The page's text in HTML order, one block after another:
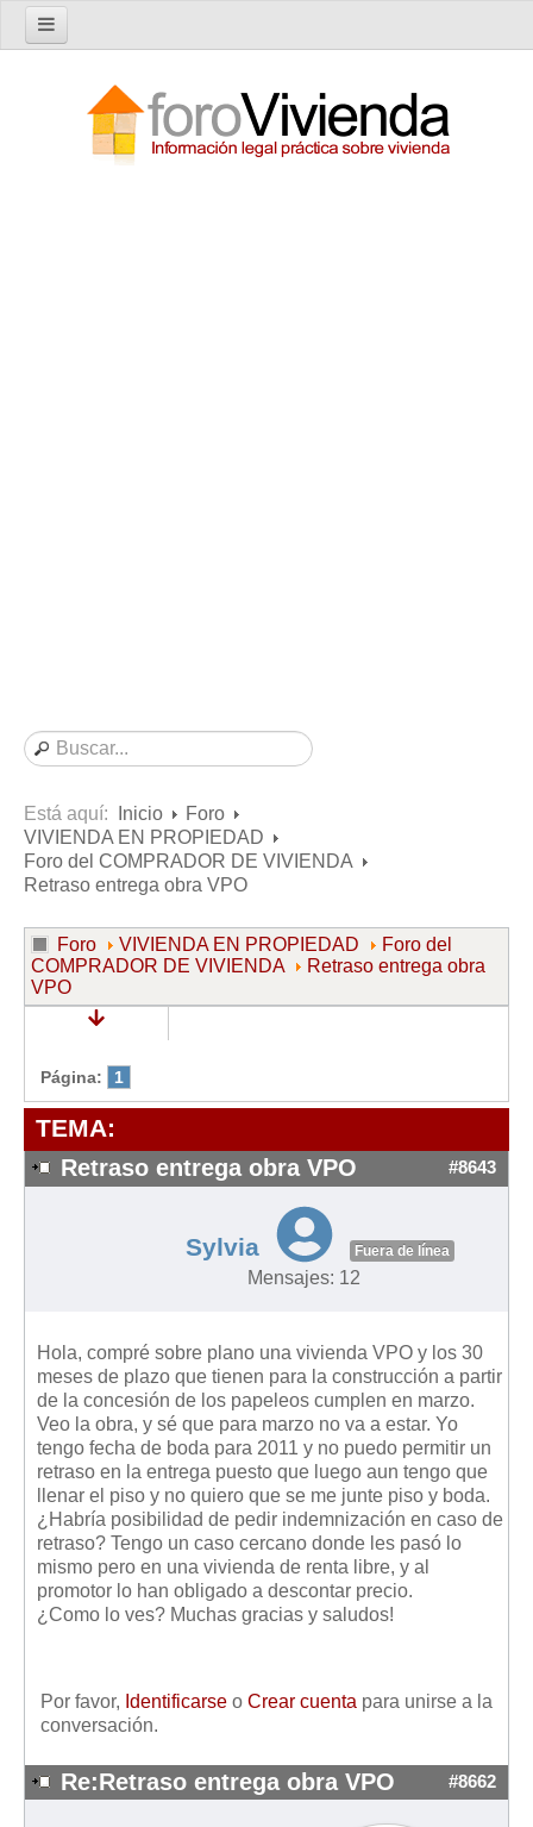
Nuevo tema
Contratos de Arrendamiento
De uso distinto al de vivienda
Otros contratos de Arrendamiento
Requerimientos y comunicaciones
Para contratos anteriores al 6 de junio de 2013
Para contratos de Renta Antigua
Formularios sobre Vivienda en Propiedad
Modelos de Contratos
Requerimientos y comunicaciones
Formularios sobre Propiedad Horizontal
Modelos de Convocatoria de Junta de Propietarios
Modelos de Acta de Junta de Propietarios
Requerimientos y comunicaciones
Legislación sobre la Comunidad de Propietarios
Legislación sobre Adquisición de Vivienda en Propiedad
Legislación de interés práctico
Diccionario
Usuario
Entrar / Salir
Mis boletines
Está aquí: Inicio
Foro
VIVIENDA EN PROPIEDAD
Foro del COMPRADOR DE VIVIENDA
Retraso entrega obra VPO
Foro VIVIENDA EN PROPIEDAD
Foro del
COMPRADOR DE VIVIENDA
Retraso entrega obra
VPO
Página: 1
TEMA:
Retraso entrega obra VPO #8643
Sylvia Fuera de línea
Mensajes: 12
Hola, compré sobre plano una vivienda VPO y los 30
meses de plazo que tienen para la construcción a partir
de la concesión de los papeleos cumplen en marzo.
Veo la obra, y sé que para marzo no va a estar. Yo
tengo fecha de boda para 2011 y no puedo permitir un
retraso en la entrega puesto que luego aun tengo que
llenar el piso y no quiero que se me junte piso y boda.
¿Habría posibilidad de pedir indemnización en caso de
retraso? Tengo un caso cercano donde les pasó lo
mismo pero en una vivienda de renta libre, y al
promotor lo han obligado a descontar precio.
¿Como lo ves? Muchas gracias y saludos!
Por favor, Identificarse o Crear cuenta para unirse a la
conversación.
Re:Retraso entrega obra VPO #8662